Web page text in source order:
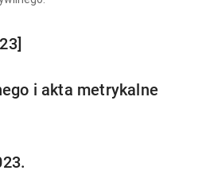
i akta metrykalne